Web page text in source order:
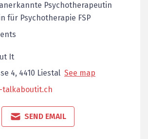
Psychotherapeutin
für Psychotherapie FSP
It
4, 4410 Liestal See map
talkaboutit.ch
SEND EMAIL